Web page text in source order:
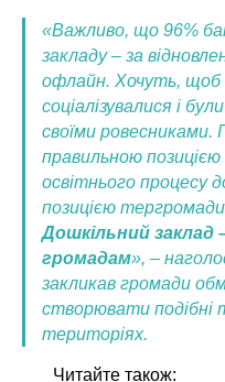
«Важливо, що 96%
закладу – за
офлайн. Хочуть, щоб
соціалізувалися і
своїми ровесниками.
правильною позицією
освітнього процесу
позицією
Дошкільний заклад
громадам», –
закликав громади
створювати подібні
територіях.
Читайте також: